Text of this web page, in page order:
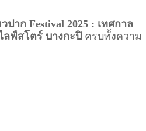
วปาก Festival 2025 : เทศกาล
ลฟ์สโตร์ บางกะปิ ครบทั้งความ